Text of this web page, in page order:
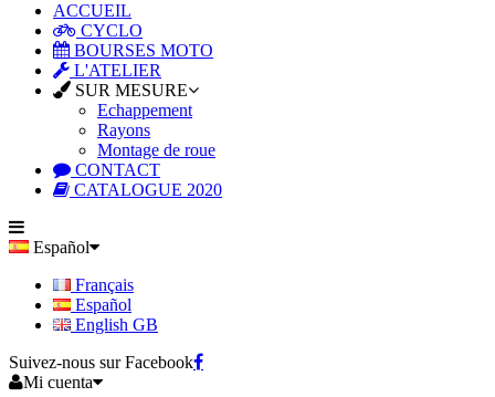
ACCUEIL
CYCLO
BOURSES MOTO
L'ATELIER
SUR MESURE
Echappement
Rayons
Montage de roue
CONTACT
CATALOGUE 2020
Español
Français
Español
English GB
Suivez-nous sur Facebook
Mi cuenta